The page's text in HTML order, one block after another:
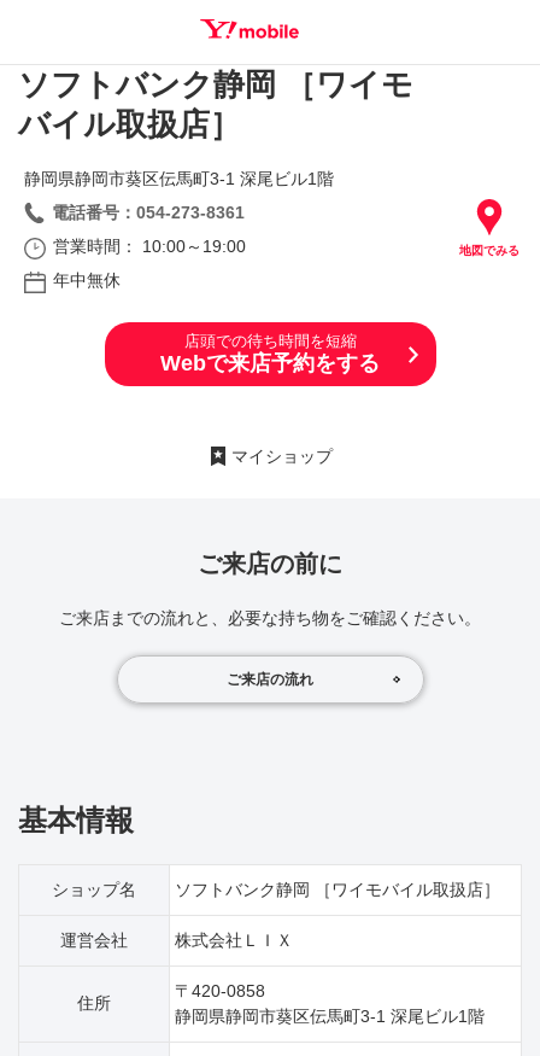
SEARCH
ソフトバンク静岡 ［ワイモ
バイル取扱店］
地図でみる
静岡県静岡市葵区伝馬町3‐1 深尾ビル1階
電話番号：054-273-8361
営業時間： 10:00～19:00
年中無休
店頭での待ち時間を短縮
Webで来店予約をする
マイショップ
ご来店の前に
ご来店までの流れと、必要な持ち物をご確認ください。
ご来店の流れ
基本情報
ショップ名 ソフトバンク静岡 ［ワイモバイル取扱店］
運営会社 株式会社ＬＩＸ
住所
〒420-0858
静岡県静岡市葵区伝馬町3‐1 深尾ビル1階